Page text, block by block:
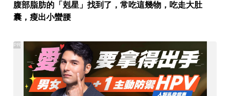
腹部脂肪的「剋星」找到了，常吃這幾物，吃走大肚
囊，瘦出小蠻腰
PR